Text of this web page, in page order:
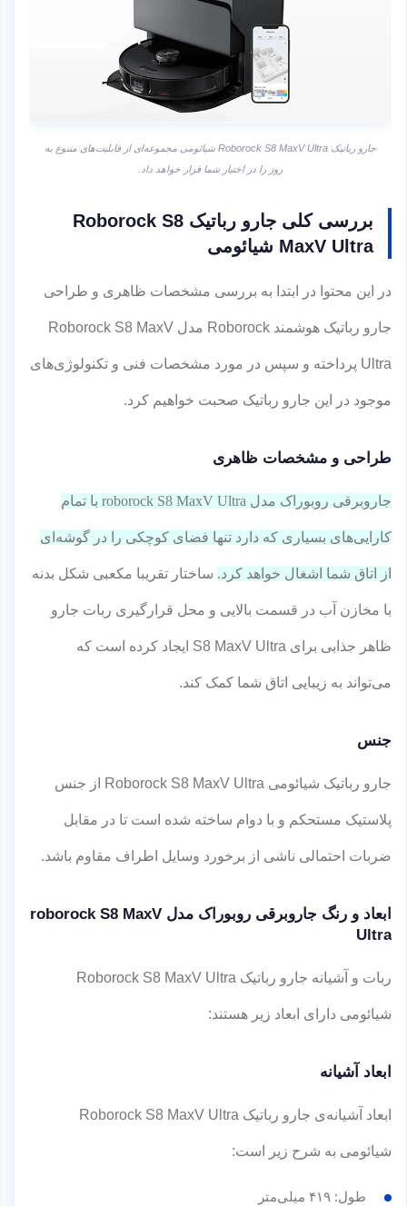
جارو رباتیک Roborock S8 MaxV Ultra شیائومی مجموعه‌ای از قابلیت‌های متنوع به
روز را در اختیار شما قرار خواهد داد.
بررسی کلی جارو رباتیک Roborock S8
MaxV Ultra شیائومی
در این محتوا در ابتدا به بررسی مشخصات ظاهری و طراحی
جارو رباتیک هوشمند Roborock مدل Roborock S8 MaxV
Ultra پرداخته و سپس در مورد مشخصات فنی و تکنولوژی‌های
موجود در این جارو رباتیک صحبت خواهیم کرد.
طراحی و مشخصات ظاهری
جاروبرقی روبوراک مدل roborock S8 MaxV Ultra با تمام
کارایی‌های بسیاری که دارد تنها فضای کوچکی را در گوشه‌ای
از اتاق شما اشغال خواهد کرد. ساختار تقریبا مکعبی شکل بدنه
با مخازن آب در قسمت بالایی و محل قرارگیری ربات جارو
ظاهر جذابی برای S8 MaxV Ultra ایجاد کرده است که
می‌تواند به زیبایی اتاق شما کمک کند.
جنس
جارو رباتیک شیائومی Roborock S8 MaxV Ultra از جنس
پلاستیک مستحکم و با دوام ساخته شده است تا در مقابل
ضربات احتمالی ناشی از برخورد وسایل اطراف مقاوم باشد.
ابعاد و رنگ جاروبرقی روبوراک مدل roborock S8 MaxV
Ultra
ربات و آشیانه جارو رباتیک Roborock S8 MaxV Ultra
شیائومی دارای ابعاد زیر هستند:
ابعاد آشیانه
ابعاد آشیانه‌ی جارو رباتیک Roborock S8 MaxV Ultra
شیائومی به شرح زیر است:
طول: ۴۱۹ میلی‌متر